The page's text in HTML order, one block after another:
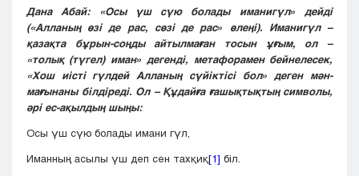
Дана Абай: «Осы үш сүю болады иманигүл» дейді
(«Алланың өзі де рас, сөзі де рас» өлеңі). Иманигүл –
қазақта бұрын-соңды айтылмаған тосын ұғым, ол –
«толық (түгел) иман» дегенді, метафорамен бейнелесек,
«Хош иісті гүлдей Алланың сүйіктісі бол» деген мән-
мағынаны білдіреді. Ол – Құдайға ғашықтықтың символы,
әрі ес-ақылдың шыңы:
Осы үш сүю болады имани гүл,
Иманның асылы үш деп сен тахқиқ[1] біл.